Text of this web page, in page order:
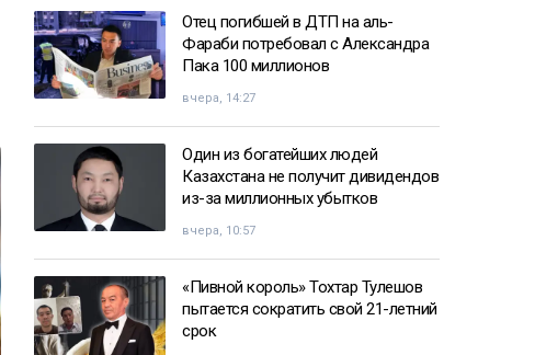
Отец погибшей в ДТП на аль-
Фараби потребовал с Александра
Пака 100 миллионов
вчера, 14:27
Один из богатейших людей
Казахстана не получит дивидендов
из-за миллионных убытков
вчера, 10:57
«Пивной король» Тохтар Тулешов
пытается сократить свой 21-летний
срок